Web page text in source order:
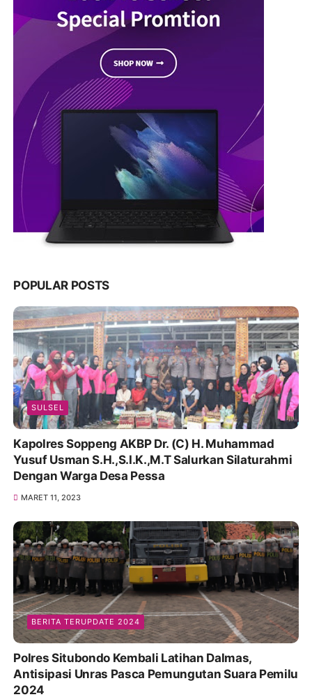
POPULAR POSTS
SULSEL
Kapolres Soppeng AKBP Dr. (C) H. Muhammad
Yusuf Usman S.H.,S.I.K.,M.T Salurkan Silaturahmi
Dengan Warga Desa Pessa
MARET 11, 2023
BERITA TERUPDATE 2024
Polres Situbondo Kembali Latihan Dalmas,
Antisipasi Unras Pasca Pemungutan Suara Pemilu
2024